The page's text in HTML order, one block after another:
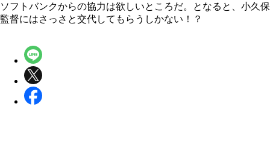
ソフトバンクからの協力は欲しいところだ。となると、小久保
監督にはさっさと交代してもらうしかない！？